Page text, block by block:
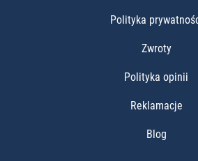
Polityka
Zwroty
Polityka opinii
Reklamacje
Blog